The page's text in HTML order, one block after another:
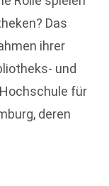
Das
ihrer
und
für
deren